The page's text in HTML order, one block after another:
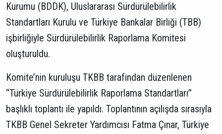
Kurumu (BDDK), Uluslararası Sürdürülebilirlik
Standartları Kurulu ve Türkiye Bankalar Birliği (TBB)
işbirliğiyle Sürdürülebilirlik Raporlama Komitesi
oluşturuldu.
Komite’nin kuruluşu TKBB tarafından düzenlenen
“Türkiye Sürdürülebilirlik Raporlama Standartları”
başlıklı toplantı ile yapıldı. Toplantının açılışda sırasıyla
TKBB Genel Sekreter Yardımcısı Fatma Çınar, Türkiye